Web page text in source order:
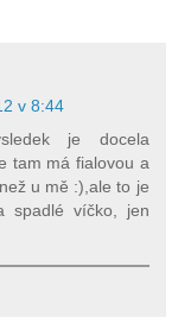
v 8:44
je docela
tam má fialovou a
u mě :),ale to je
spadlé víčko, jen